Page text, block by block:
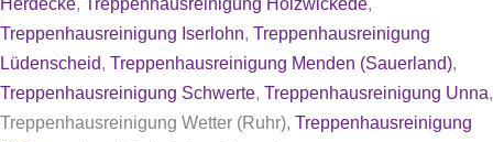
Herdecke, Treppenhausreinigung Holzwickede,
Treppenhausreinigung Iserlohn, Treppenhausreinigung
Lüdenscheid, Treppenhausreinigung Menden (Sauerland),
Treppenhausreinigung Schwerte, Treppenhausreinigung Unna,
Treppenhausreinigung Wetter (Ruhr), Treppenhausreinigung